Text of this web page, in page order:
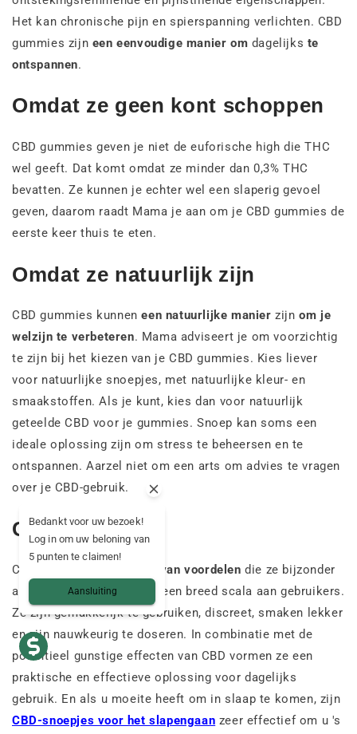
Het kan chronische pijn en spierspanning verlichten. CBD
gummies zijn een eenvoudige manier om dagelijks te
ontspannen.
Omdat ze geen kont schoppen
CBD gummies geven je niet de euforische high die THC
wel geeft. Dat komt omdat ze minder dan 0,3% THC
bevatten. Ze kunnen je echter wel een slaperig gevoel
geven, daarom raadt Mama je aan om je CBD gummies de
eerste keer thuis te eten.
Omdat ze natuurlijk zijn
CBD gummies kunnen een natuurlijke manier zijn om je
welzijn te verbeteren. Mama adviseert je om voorzichtig
te zijn bij het kiezen van je CBD gummies. Kies liever
voor natuurlijke snoepjes, met natuurlijke kleur- en
smaakstoffen. Als je kunt, kies dan voor natuurlijk
geteelde CBD voor je gummies. Snoep kan soms een
ideale oplossing zijn om stress te beheersen en te
ontspannen. Aarzel niet om een arts om advies te vragen
over je CBD-gebruik.
Conclusie
CBD-gummies hebben tal van voordelen die ze bijzonder
aantrekkelijk maken voor een breed scala aan gebruikers.
Ze zijn gemakkelijk te gebruiken, discreet, smaken lekker
en zijn nauwkeurig te doseren. In combinatie met de
potentieel gunstige effecten van CBD vormen ze een
praktische en effectieve oplossing voor dagelijks
gebruik. En als u moeite heeft om in slaap te komen, zijn
CBD-snoepjes voor het slapengaan zeer effectief om u 's
Bedankt voor uw bezoek!
Log in om uw beloning van
5 punten te claimen!
Aansluiting